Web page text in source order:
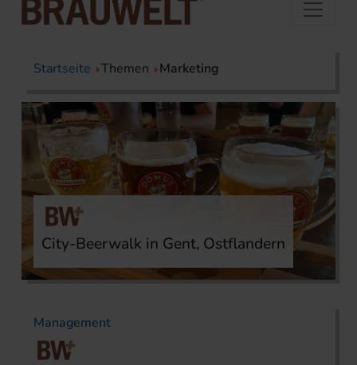
Startseite Themen Marketing
City-Beerwalk in Gent, Ostflandern
Management